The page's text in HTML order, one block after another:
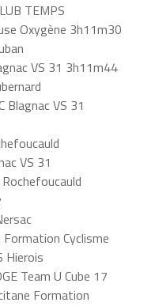
TEMPS
Oxygène 3h11m30
VS 31 3h11m44
Blagnac VS 31
VS 31
Formation Cyclisme
Hierois
Team U Cube 17
Formation